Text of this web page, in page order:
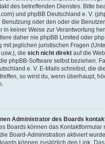
des betreffenden Dienstes. Bitte
und phpBB Deutschland e. V.
Benutzung oder den oder die
in keiner Weise zur Verantwortung
daher nie phpBB Limited oder
mit jeglichen juristischen Fragen
die sich nicht direkt auf die
phpBB-Software selbst beziehen.
e. V. E-Mails schreibst, die die
so wirst du, wenn überhaupt,
Administrator des Boards
Boards können das Kontaktformular
Board-Administration aktiviert
können zusätzlich den Link „Das